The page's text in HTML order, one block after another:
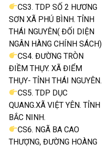
CS3. TDP SỐ 2 HƯƠNG
SƠN XÃ PHÚ BÌNH. TỈNH
THÁI NGUYÊN( ĐỐI DIỆN
NGÂN HÀNG CHÍNH SÁCH)
CS4. ĐƯỜNG TRÒN
ĐIỀM THỤY. XÃ ĐIỂM
THỤY- TỈNH THÁI NGUYÊN.
CS5. TDP DỤC
QUANG.XÃ VIỆT YÊN. TỈNH
BẮC NINH.
CS6. NGÃ BA CAO
THƯỢNG, ĐƯỜNG HOÀNG